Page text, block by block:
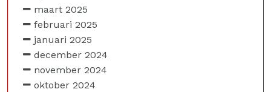
maart 2025
februari 2025
januari 2025
december 2024
november 2024
oktober 2024